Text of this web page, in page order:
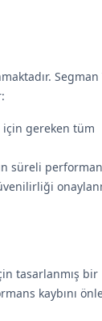
Segman
için gereken tüm
süreli
tasarlanmış bir
kaybını